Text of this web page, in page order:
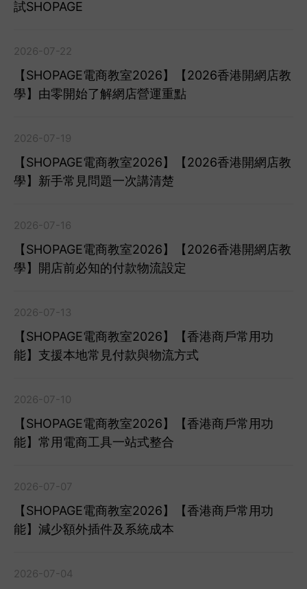
試SHOPAGE
2026-07-22
【SHOPAGE電商教室2026】【2026香港開網店教
學】由零開始了解網店營運重點
2026-07-19
【SHOPAGE電商教室2026】【2026香港開網店教
學】新手常見問題一次講清楚
2026-07-16
【SHOPAGE電商教室2026】【2026香港開網店教
學】開店前必知的付款物流設定
2026-07-13
【SHOPAGE電商教室2026】【香港商戶常用功
能】支援本地常見付款與物流方式
2026-07-10
【SHOPAGE電商教室2026】【香港商戶常用功
能】常用電商工具一站式整合
2026-07-07
【SHOPAGE電商教室2026】【香港商戶常用功
能】減少額外插件及系統成本
2026-07-04